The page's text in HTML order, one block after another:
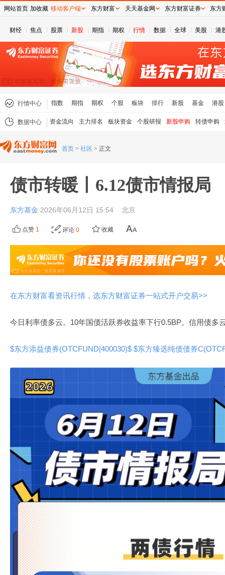
财经 焦点 股票 新股 期指 期权 行情 数据 全球 美股 港
行情中心 指数 期指 期权 个股 板块 排行 新股 基金 港股
数据中心 资金流向 主力排名 板块资金 个股研报 新股申购 转债申购
首页 > 社区 > 正文
债市转暖丨6.12债市情报局
东方基金 2026年06月12日 15:54 北京
点赞 1 评论 0 收藏
在东方财富看资讯行情，选东方财富证券一站式开户交易>>
今日利率债多云。10年国债活跃券收益率下行0.5BP。信用债多
$东方添益债券(OTCFUND|400030)$ $东方臻选纯债债券
网站首页 加收藏 移动客户端 东方财富 天天基金网 东方财富证券 东方